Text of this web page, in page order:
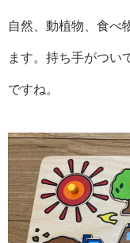
自然、動植物、食べ
ます。持ち手がつい
ですね。